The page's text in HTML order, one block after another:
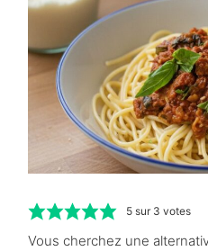
5sur 3 votes
Vous cherchez une